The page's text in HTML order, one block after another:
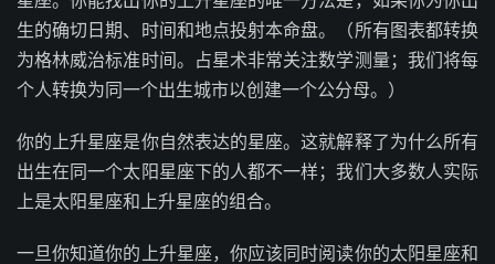
生的确切日期、时间和地点投射本命盘。（所有图表都转换
为格林威治标准时间。占星术非常关注数学测量；我们将每
个人转换为同一个出生城市以创建一个公分母。）
你的上升星座是你自然表达的星座。这就解释了为什么所有
出生在同一个太阳星座下的人都不一样；我们大多数人实际
上是太阳星座和上升星座的组合。
一旦你知道你的上升星座，你应该同时阅读你的太阳星座和